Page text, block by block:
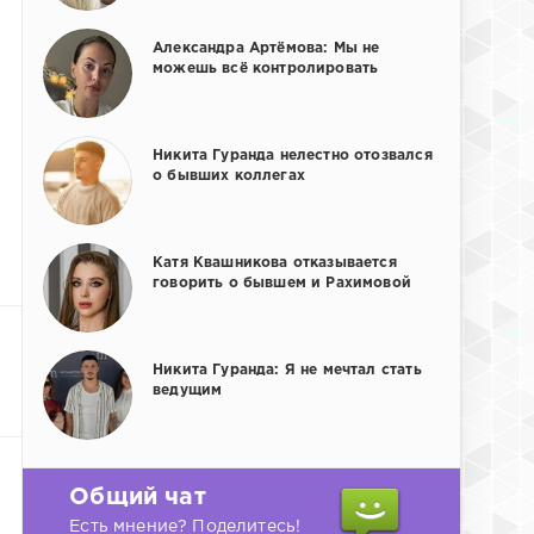
Александра Артёмова: Мы не
можешь всё контролировать
Никита Гуранда нелестно отозвался
о бывших коллегах
Катя Квашникова отказывается
говорить о бывшем и Рахимовой
Никита Гуранда: Я не мечтал стать
ведущим
Общий чат
Есть мнение? Поделитесь!